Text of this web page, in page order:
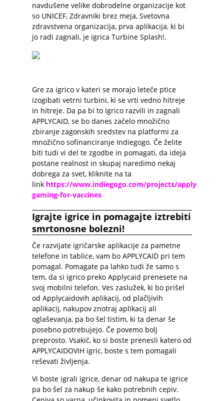
navdušene velike dobrodelne organizacije kot
so UNICEF, Zdravniki brez meja, Svetovna
zdravstvena organizacija, prva aplikacija, ki bi
jo radi zagnali, je igrica Turbine Splash!.
Gre za igrico v kateri se morajo leteče ptice
izogibati vetrni turbini, ki se vrti vedno hitreje
in hitreje. Da pa bi to igrico razvili in zagnali
APPLYCAID, se bo danes začelo množično
zbiranje zagonskih sredstev na platformi za
množično sofinanciranje Indiegogo. Če želite
biti tudi vi del te zgodbe in pomagati, da ideja
postane realnost in skupaj naredimo nekaj
dobrega za svet, kliknite na ta
link https://www.indiegogo.com/projects/applycaid-
gaming-for-vaccines
Igrajte igrice in pomagajte iztrebiti
smrtonosne bolezni!
Če razvijate igričarske aplikacije za pametne
telefone in tablice, vam bo APPLYCAID pri tem
pomagal. Pomagate pa lahko tudi že samo s
tem, da si igrico preko Applycaid prenesete na
svoj mobilni telefon. Ves zaslužek, ki bo prišel
od Applycaidovih aplikacij, od plačljivih
aplikacij, nakupov znotraj aplikacij ali
oglaševanja, pa bo šel tistim, ki ta denar še
posebno potrebujejo. Če povemo bolj
preprosto. Vsakič, ko si boste prenesli katero od
APPLYCAIDOVIH igric, boste s tem pomagali
reševati življenja.
Vi boste igrali igrice, denar od nakupa te igrice
pa bo šel za nakup še kako potrebnih cepiv.